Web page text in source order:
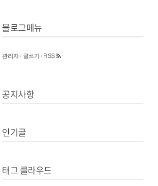
블로그메뉴
관리자/ 글쓰기 / RSS
공지사항
인기글
태그 클라우드